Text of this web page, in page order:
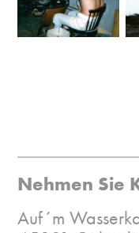
Nehmen Sie
Auf´m